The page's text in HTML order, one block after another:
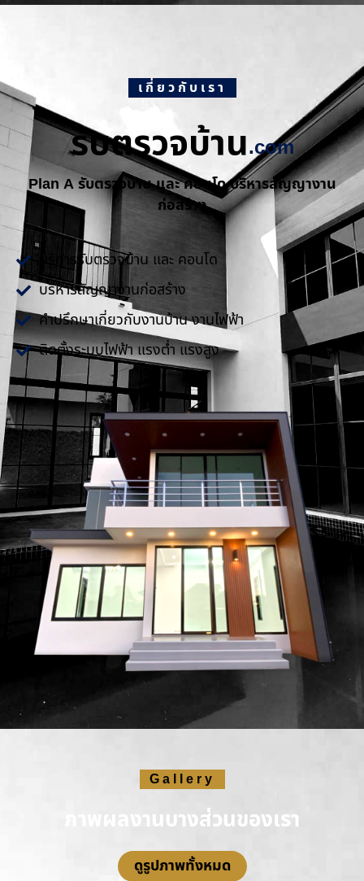
เกี่ยวกับเรา
รับตรวจบ้าน.com
Plan A รับตรวจบ้าน และ คอนโด บริหารสัญญางาน
ก่อสร้าง
บริการรับตรวจบ้าน และ คอนโด
บริหารสัญญางานก่อสร้าง
คำปรึกษาเกี่ยวกับงานบ้าน งานไฟฟ้า
ติดตั้งระบบไฟฟ้า แรงต่ำ แรงสูง
Gallery
ภาพผลงานบางส่วนของเรา
ดูรูปภาพทั้งหมด